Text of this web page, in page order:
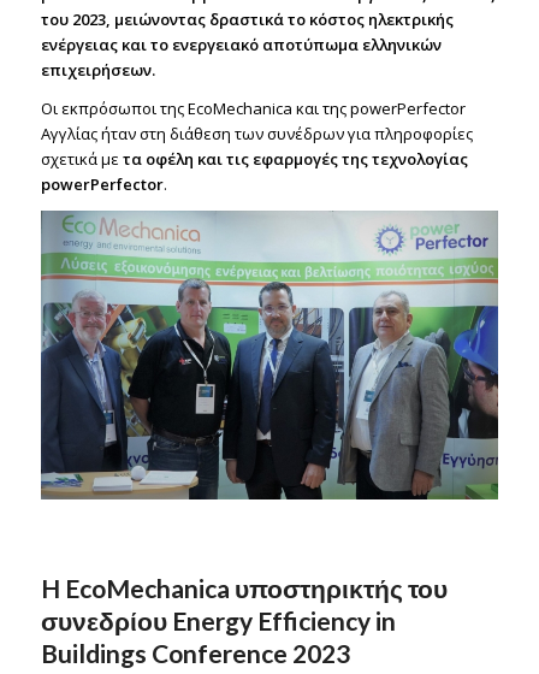
του 2023, μειώνοντας δραστικά το κόστος ηλεκτρικής
ενέργειας και το ενεργειακό αποτύπωμα ελληνικών
επιχειρήσεων.
Οι εκπρόσωποι της EcoMechanica και της powerPerfector
Αγγλίας ήταν στη διάθεση των συνέδρων για πληροφορίες
σχετικά με τα οφέλη και τις εφαρμογές της τεχνολογίας
powerPerfector.
H EcoMechanica υποστηρικτής του
συνεδρίου Energy Efficiency in
Buildings Conference 2023